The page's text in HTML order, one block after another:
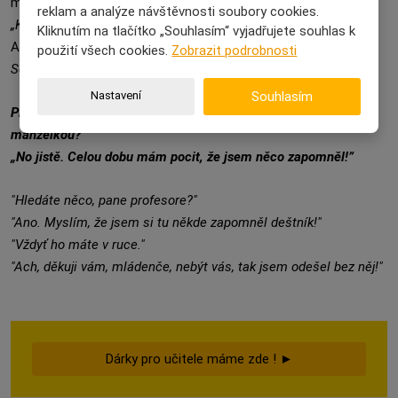
„Kde máš rukavičky?“
A chlapeček říká:„Já je mám nacpané v botičkách.“
Soudní proces s učitelkou začne příští měsíc.
Probíhá velký školní ples. „Proč jste, pane profesore, nepřišel s
manželkou?”
„No jistě. Celou dobu mám pocit, že jsem něco zapomněl!”
"Hledáte něco, pane profesore?"
"Ano. Myslím, že jsem si tu někde zapomněl deštník!"
"Vždyť ho máte v ruce."
"Ach, děkuji vám, mládenče, nebýt vás, tak jsem odešel bez něj!"
Dárky pro učitele máme zde ! ►
reklam a analýze návštěvnosti soubory cookies.
Kliknutím na tlačítko „Souhlasím“ vyjadřujete souhlas k
použití všech cookies. Zobrazit podrobnosti
Nastavení Souhlasím